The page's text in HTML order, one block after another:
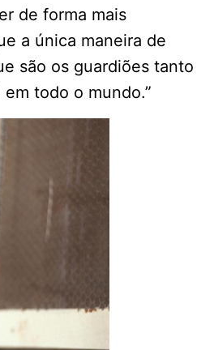
de forma mais
a única maneira de
são os guardiões tanto
todo o mundo.”